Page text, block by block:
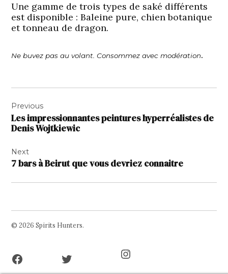
Une gamme de trois types de saké différents
est disponible : Baleine pure, chien botanique
et tonneau de dragon.
Ne buvez pas au volant. Consommez avec modération.
de
l’article
Previous
Les impressionnantes peintures hyperréalistes de
Denis Wojtkiewic
Next
7 bars à Beirut que vous devriez connaitre
© 2026 Spirits Hunters.